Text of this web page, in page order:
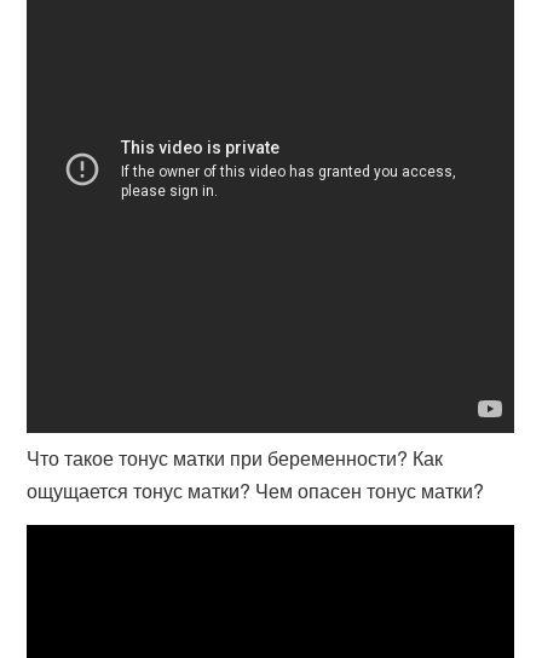
Что такое тонус матки при беременности? Как
ощущается тонус матки? Чем опасен тонус матки?